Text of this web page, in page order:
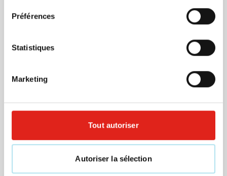
Préférences
Statistiques
Marketing
Tout autoriser
Autoriser la sélection
D'autres clients ont aussi choisi